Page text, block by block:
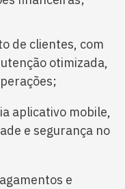
de clientes, com
otimizada,
aplicativo mobile,
e segurança no
e